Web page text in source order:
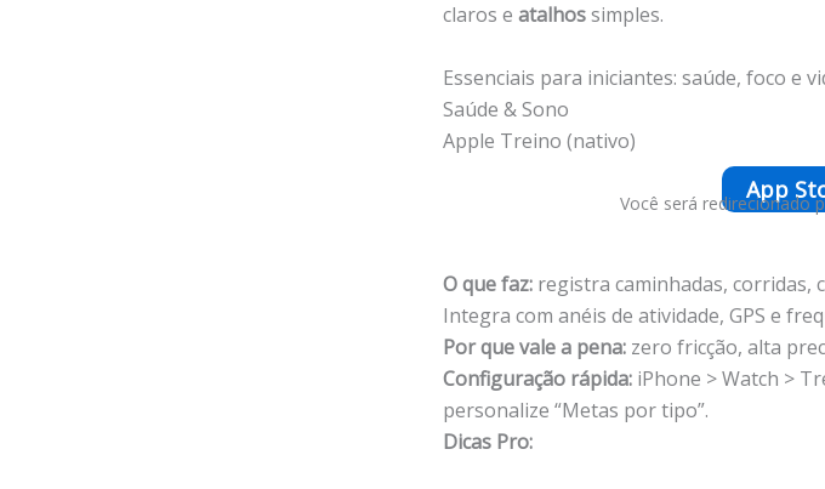
claros e atalhossimples.
Essenciais para iniciantes: saúde, foco e
Saúde & Sono
Apple Treino (nativo)
App
Você será redirecionado
O que faz: registra caminhadas, corridas,
Integra com anéis de atividade, GPS e
Por que vale a pena: zero fricção, alta
Configuração rápida: iPhone > Watch >
personalize “Metas por tipo”.
Dicas Pro: